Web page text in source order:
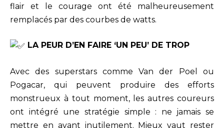
flair et le courage ont été malheureusement
remplacés par des courbes de watts.
LA PEUR D’EN FAIRE ‘UN PEU’ DE TROP
Avec des superstars comme Van der Poel ou
Pogacar, qui peuvent produire des efforts
monstrueux à tout moment, les autres coureurs
ont intégré une stratégie simple : ne jamais se
mettre en avant inutilement. Mieux vaut rester